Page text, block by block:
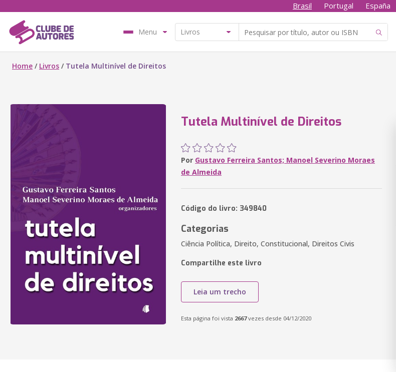
Brasil Portugal España
Menu
Home / Livros / Tutela Multinível de Direitos
Tutela Multinível de Direitos
Por Gustavo Ferreira Santos; Manoel Severino Moraes
de Almeida
Código do livro: 349840
Categorias
Ciência Política, Direito, Constitucional, Direitos Civis
Compartilhe este livro
Leia um trecho
Esta página foi vista 2667vezes desde 04/12/2020